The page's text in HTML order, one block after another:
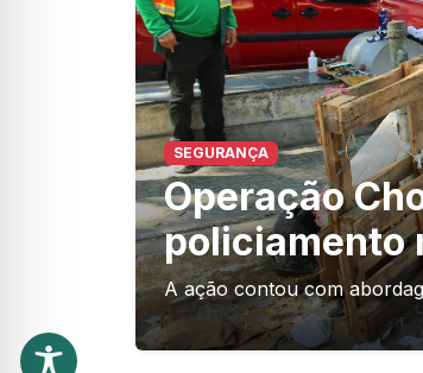
SEGURANÇA
Operação
policiamento
A ação contou com